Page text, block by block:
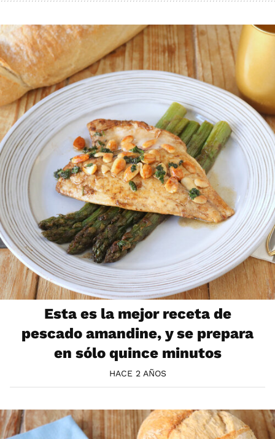
Esta es la mejor receta de
pescado amandine, y se prepara
en sólo quince minutos
HACE 2 AÑOS